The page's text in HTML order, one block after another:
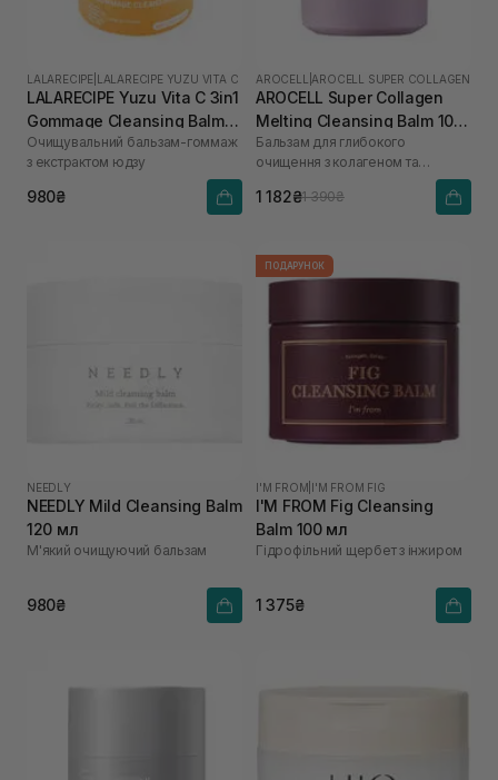
LALARECIPE LALARECIPE YUZU VITA C
LALARECIPE Yuzu Vita C 3in1
Gommage Cleansing Balm
50 мл
Очищувальний бальзам-гоммаж
з екстрактом юдзу
980₴
AROCELL AROCELL SUPER COLLAGEN
AROCELL Super Collagen
Melting Cleansing Balm 100
г
Бальзам для глибокого
очищення з колагеном та
1 182₴1 390₴
NEEDLY
NEEDLY Mild Cleansing Balm
120 мл
М'який очищуючий бальзам
980₴
ПОДАРУНОК
I'M FROM I'M FROM FIG
I'M FROM Fig Cleansing
Balm 100 мл
Гідрофільний щербет з інжиром
1 375₴